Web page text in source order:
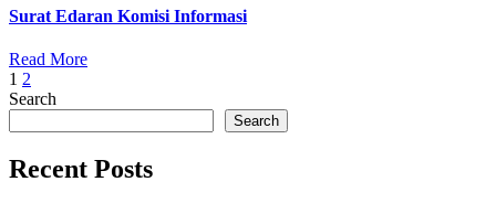
Surat Edaran Komisi Informasi
Read More
Posts
pagination
1 2
Search
Search
Recent Posts